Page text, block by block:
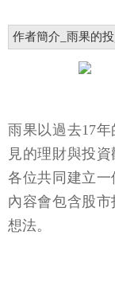
作者簡介_雨果的
雨果以過去17
見的理財與投
各位共同建立
內容會包含股
想法。